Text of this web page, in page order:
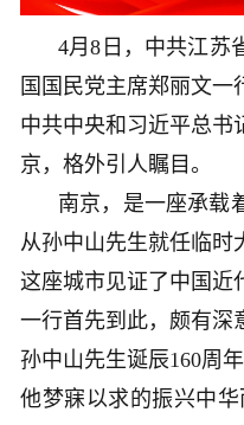
4月8日，中共江苏
国国民党主席郑丽文一
中共中央和习近平总书
京，格外引人瞩目。
南京，是一座承载
从孙中山先生就任临时
这座城市见证了中国近
一行首先到此，颇有深
孙中山先生诞辰160周
他梦寐以求的振兴中